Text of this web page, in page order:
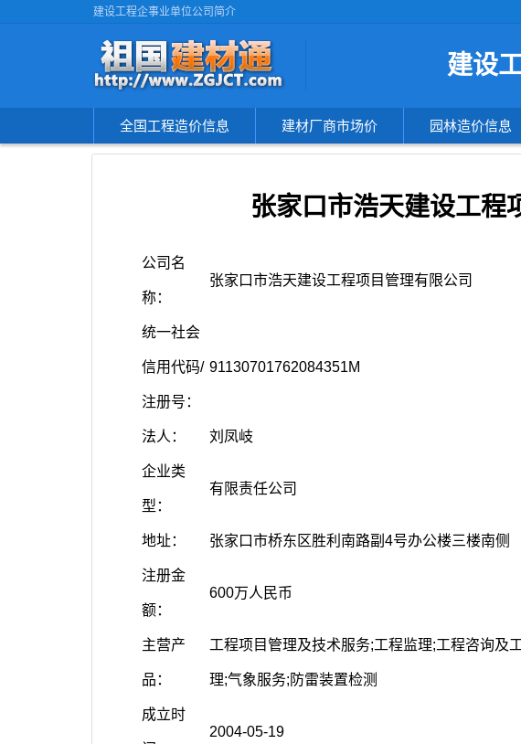
建设工程企事业单位公司简介
建设
全国工程造价信息 建材厂商市场价 园林造价信息
张家口市浩天建设工程
公司名
称：
张家口市浩天建设工程项目管理有限公司
统一社会
信用代码/
注册号：
91130701762084351M
法人： 刘凤岐
企业类
型：
有限责任公司
地址： 张家口市桥东区胜利南路副4号办公楼三楼南侧
注册金
额：
600万人民币
主营产
品：
工程项目管理及技术服务;工程监理;工程咨询及
理;气象服务;防雷装置检测
成立时
2004-05-19